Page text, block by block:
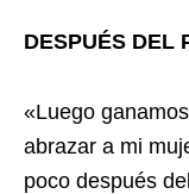
DESPUÉS DEL
«Luego
abrazar a mi
poco después